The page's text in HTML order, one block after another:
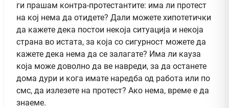
ги прашам контра-протестантите: има ли протест
на кој нема да отидете? Дали можете хипотетички
да кажете дека постои некоја ситуација и некоја
страна во истата, за која со сигурност можете да
кажете дека нема да се залагате? Има ли кауза
која може доволно да ве навреди, за да останете
дома дури и кога имате наредба од работа или по
смс, да излезете на протест? Ако нема, време е да
знаеме.